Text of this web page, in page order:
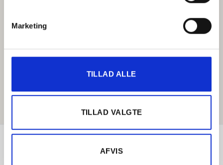
Marketing
TILLAD ALLE
TILLAD VALGTE
AFVIS